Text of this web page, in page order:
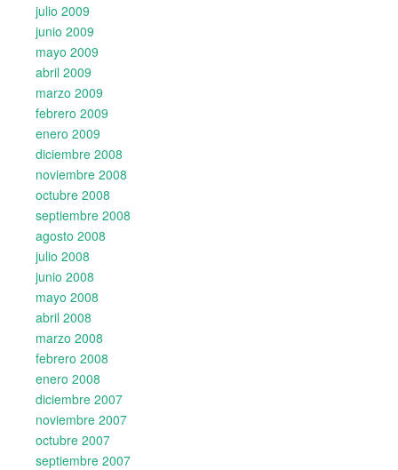
julio 2009
junio 2009
mayo 2009
abril 2009
marzo 2009
febrero 2009
enero 2009
diciembre 2008
noviembre 2008
octubre 2008
septiembre 2008
agosto 2008
julio 2008
junio 2008
mayo 2008
abril 2008
marzo 2008
febrero 2008
enero 2008
diciembre 2007
noviembre 2007
octubre 2007
septiembre 2007